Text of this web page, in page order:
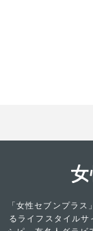
「女性セブンプラ
るライフスタイル